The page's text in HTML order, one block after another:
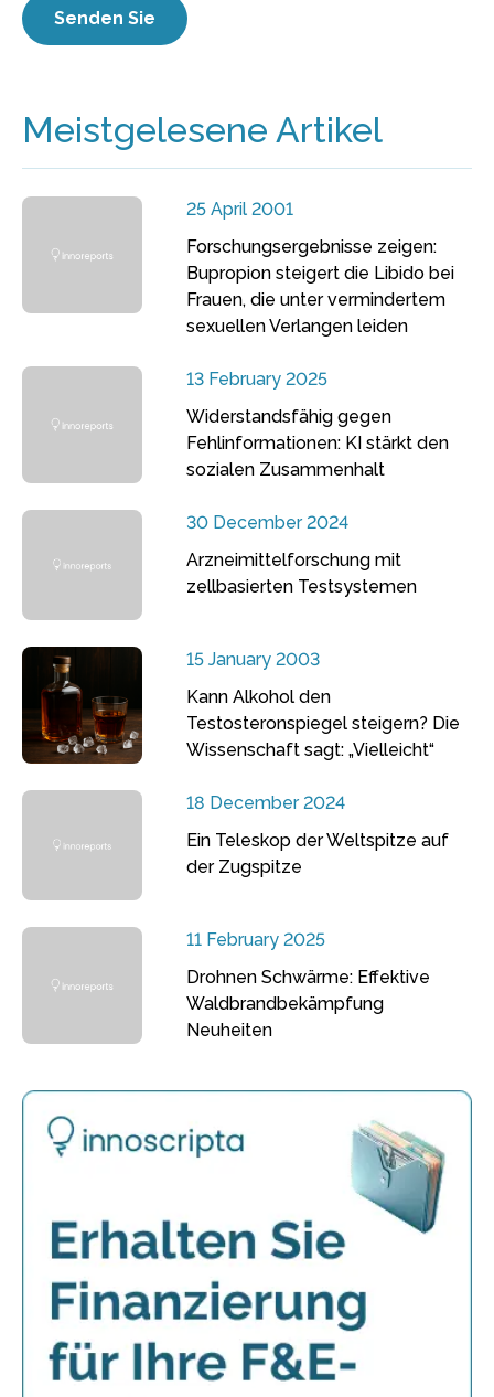
Meistgelesene Artikel
25 April 2001
Forschungsergebnisse zeigen:
Bupropion steigert die Libido bei
Frauen, die unter vermindertem
sexuellen Verlangen leiden
13 February 2025
Widerstandsfähig gegen
Fehlinformationen: KI stärkt den
sozialen Zusammenhalt
30 December 2024
Arzneimittelforschung mit
zellbasierten Testsystemen
15 January 2003
Kann Alkohol den
Testosteronspiegel steigern? Die
Wissenschaft sagt: „Vielleicht“
18 December 2024
Ein Teleskop der Weltspitze auf
der Zugspitze
11 February 2025
Drohnen Schwärme: Effektive
Waldbrandbekämpfung
Neuheiten